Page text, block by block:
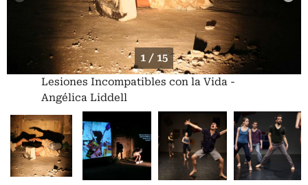
1 / 15
Lesiones Incompatibles con la Vida -
Angélica Liddell